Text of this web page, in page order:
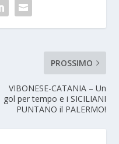
PROSSIMO
VIBONESE-CATANIA – Un
gol per tempo e i SICILIANI
PUNTANO il PALERMO!